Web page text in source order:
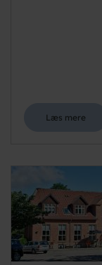
Læs mere